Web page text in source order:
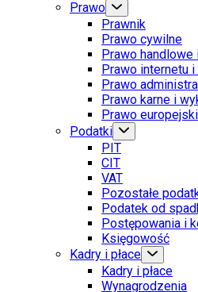
Prawo
Prawnik
Prawo cywilne
Prawo
Prawo internetu
Prawo
Prawo karne i
Prawo
Podatki
PIT
CIT
VAT
Pozostałe
Podatek od
Postępowania i
Księgowość
Kadry i płace
Kadry i płace
Wynagrodzenia